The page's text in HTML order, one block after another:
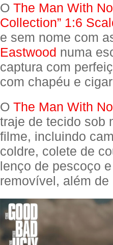
O The Man With
Collection” 1:6
e sem nome com
Eastwood numa
captura com
com chapéu e
O The Man With
traje de tecido sob
filme, incluindo
coldre, colete de
lenço de pescoço
removível, além